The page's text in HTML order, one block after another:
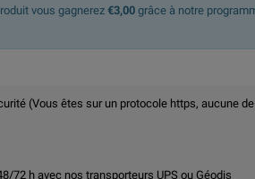
vous gagnerez €3,00grâce à notre
(Vous êtes sur un protocole https, aucune
72 h avec nos transporteurs UPS ou Géodis